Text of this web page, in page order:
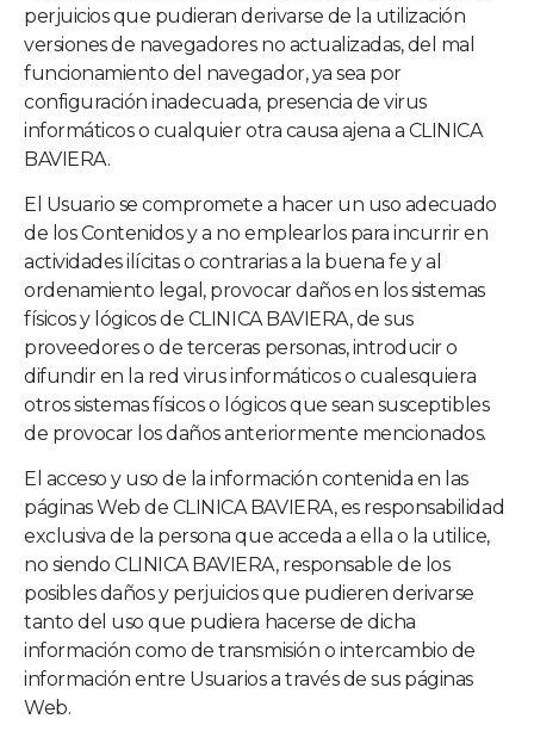
perjuicios que pudieran derivarse de la utilización
versiones de navegadores no actualizadas, del mal
funcionamiento del navegador, ya sea por
configuración inadecuada, presencia de virus
informáticos o cualquier otra causa ajena a CLINICA
BAVIERA.
El Usuario se compromete a hacer un uso adecuado
de los Contenidos y a no emplearlos para incurrir en
actividades ilícitas o contrarias a la buena fe y al
ordenamiento legal, provocar daños en los sistemas
físicos y lógicos de CLINICA BAVIERA, de sus
proveedores o de terceras personas, introducir o
difundir en la red virus informáticos o cualesquiera
otros sistemas físicos o lógicos que sean susceptibles
de provocar los daños anteriormente mencionados.
El acceso y uso de la información contenida en las
páginas Web de CLINICA BAVIERA, es responsabilidad
exclusiva de la persona que acceda a ella o la utilice,
no siendoCLINICA BAVIERA, responsable de los
posibles daños y perjuicios que pudieren derivarse
tanto del uso que pudiera hacerse de dicha
información como de transmisión o intercambio de
información entre Usuarios a través de sus páginas
Web.